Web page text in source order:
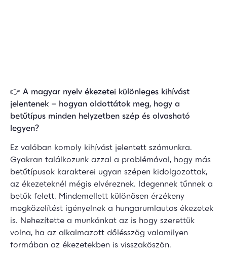
👉 A magyar nyelv ékezetei különleges kihívást
jelentenek – hogyan oldottátok meg, hogy a
betűtípus minden helyzetben szép és olvasható
legyen?
Ez valóban komoly kihívást jelentett számunkra.
Gyakran találkozunk azzal a problémával, hogy más
betűtípusok karakterei ugyan szépen kidolgozottak,
az ékezeteknél mégis elvéreznek. Idegennek tűnnek a
betűk felett. Mindemellett különösen érzékeny
megközelítést igényelnek a hungarumlautos ékezetek
is. Nehezítette a munkánkat az is hogy szerettük
volna, ha az alkalmazott dőlésszög valamilyen
formában az ékezetekben is visszaköszön.